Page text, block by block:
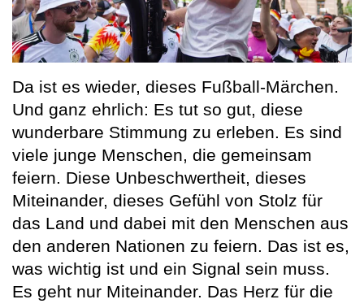
Da ist es wieder, dieses Fußball-Märchen.
Und ganz ehrlich: Es tut so gut, diese
wunderbare Stimmung zu erleben. Es sind
viele junge Menschen, die gemeinsam
feiern. Diese Unbeschwertheit, dieses
Miteinander, dieses Gefühl von Stolz für
das Land und dabei mit den Menschen aus
den anderen Nationen zu feiern. Das ist es,
was wichtig ist und ein Signal sein muss.
Es geht nur Miteinander. Das Herz für die